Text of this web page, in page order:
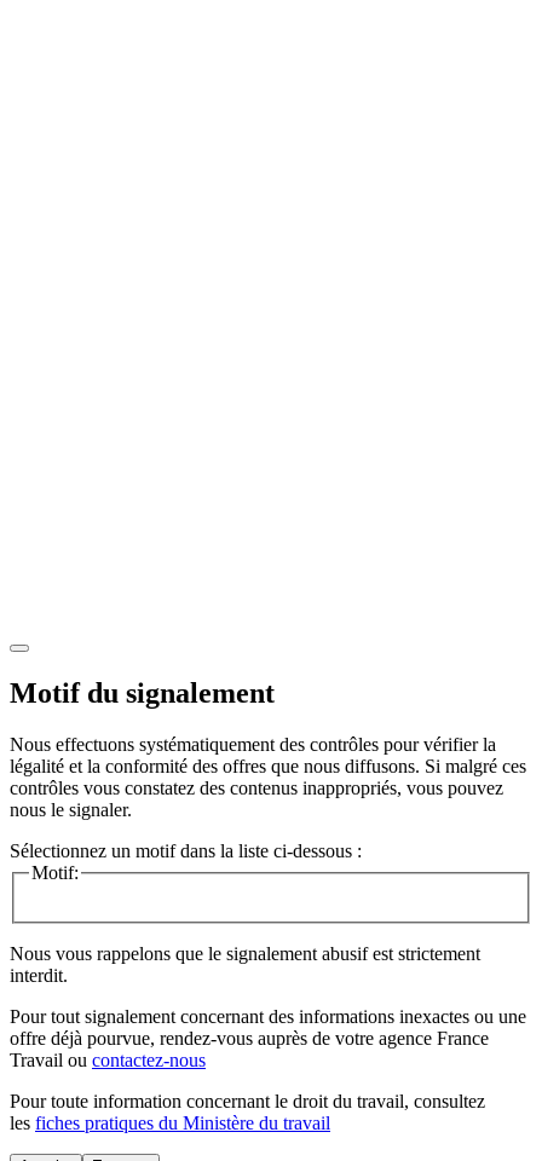
Motif du signalement
Nous effectuons systématiquement des contrôles pour vérifier la
légalité et la conformité des offres que nous diffusons. Si malgré ces
contrôles vous constatez des contenus inappropriés, vous pouvez
nous le signaler.
Sélectionnez un motif dans la liste ci-dessous :
Motif:
Nous vous rappelons que le signalement abusif est strictement
interdit.
Pour tout signalement concernant des informations inexactes ou une
offre déjà pourvue, rendez-vous auprès de votre agence France
Travail ou contactez-nous
Pour toute information concernant le droit du travail, consultez
les fiches pratiques du Ministère du travail